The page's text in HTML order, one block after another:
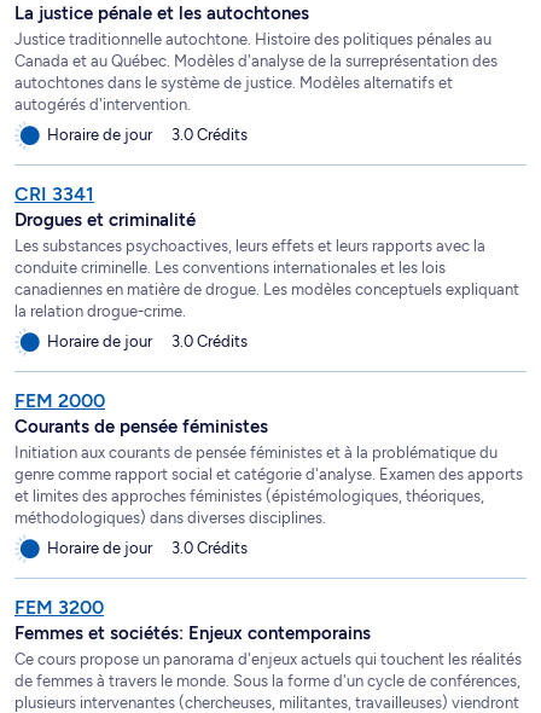
La justice pénale et les autochtones
Justice traditionnelle autochtone. Histoire des politiques pénales au
Canada et au Québec. Modèles d'analyse de la surreprésentation des
autochtones dans le système de justice. Modèles alternatifs et
autogérés d'intervention.
Horaire de jour
3.0 Crédits
CRI 3341
Drogues et criminalité
Les substances psychoactives, leurs effets et leurs rapports avec la
conduite criminelle. Les conventions internationales et les lois
canadiennes en matière de drogue. Les modèles conceptuels expliquant
la relation drogue-crime.
Horaire de jour
3.0 Crédits
FEM 2000
Courants de pensée féministes
Initiation aux courants de pensée féministes et à la problématique du
genre comme rapport social et catégorie d'analyse. Examen des apports
et limites des approches féministes (épistémologiques, théoriques,
méthodologiques) dans diverses disciplines.
Horaire de jour
3.0 Crédits
FEM 3200
Femmes et sociétés: Enjeux contemporains
Ce cours propose un panorama d'enjeux actuels qui touchent les réalités
de femmes à travers le monde. Sous la forme d'un cycle de conférences,
plusieurs intervenantes (chercheuses, militantes, travailleuses) viendront